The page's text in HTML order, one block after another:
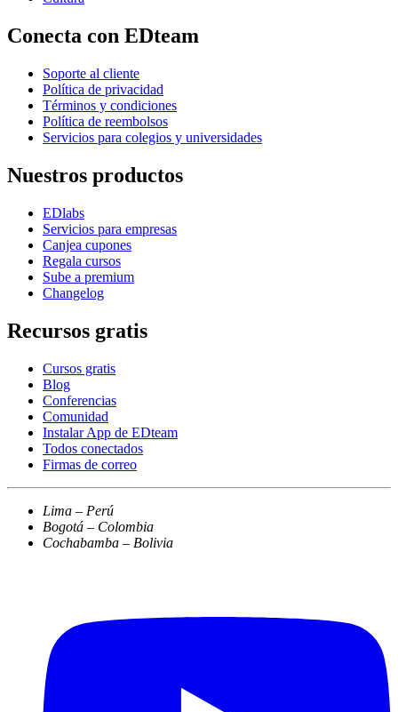
Conecta con EDteam
Soporte al cliente
Política de privacidad
Términos y condiciones
Política de reembolsos
Servicios para colegios y universidades
Nuestros productos
EDlabs
Servicios para empresas
Canjea cupones
Regala cursos
Sube a premium
Changelog
Recursos gratis
Cursos gratis
Blog
Conferencias
Comunidad
Instalar App de EDteam
Todos conectados
Firmas de correo
Lima – Perú
Bogotá – Colombia
Cochabamba – Bolivia